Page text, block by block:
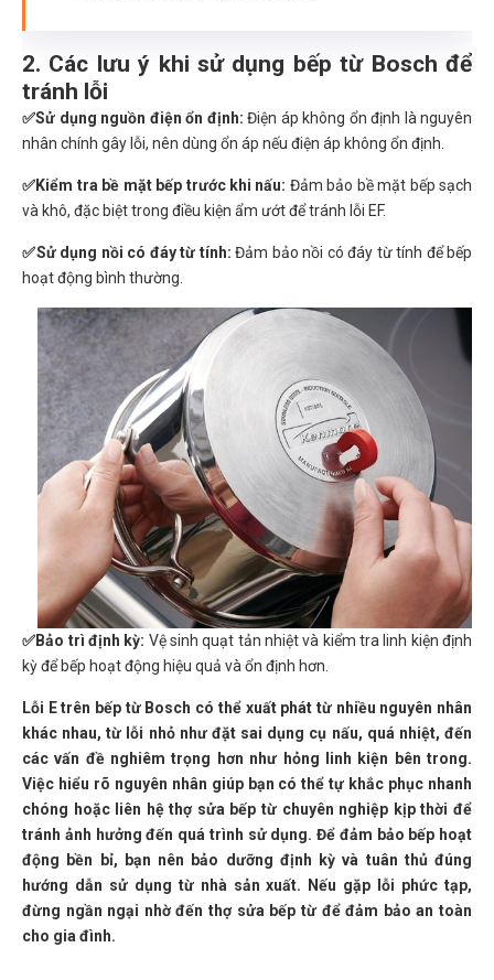
2. Các lưu ý khi sử dụng bếp từ Bosch để
tránh lỗi
✅Sử dụng nguồn điện ổn định:Điện áp không ổn định là nguyên
nhân chính gây lỗi, nên dùng ổn áp nếu điện áp không ổn định.
✅Kiểm tra bề mặt bếp trước khi nấu: Đảm bảo bề mặt bếp sạch
và khô, đặc biệt trong điều kiện ẩm ướt để tránh lỗi EF.
✅Sử dụng nồi có đáy từ tính: Đảm bảo nồi có đáy từ tính để bếp
hoạt động bình thường.
✅Bảo trì định kỳ: Vệ sinh quạt tản nhiệt và kiểm tra linh kiện định
kỳ để bếp hoạt động hiệu quả và ổn định hơn.
Lỗi E trên bếp từ Bosch có thể xuất phát từ nhiều nguyên nhân
khác nhau, từ lỗi nhỏ như đặt sai dụng cụ nấu, quá nhiệt, đến
các vấn đề nghiêm trọng hơn như hỏng linh kiện bên trong.
Việc hiểu rõ nguyên nhân giúp bạn có thể tự khắc phục nhanh
chóng hoặc liên hệ thợ sửa bếp từ chuyên nghiệp kịp thời để
tránh ảnh hưởng đến quá trình sử dụng. Để đảm bảo bếp hoạt
động bền bỉ, bạn nên bảo dưỡng định kỳ và tuân thủ đúng
hướng dẫn sử dụng từ nhà sản xuất. Nếu gặp lỗi phức tạp,
đừng ngần ngại nhờ đến thợ sửa bếp từ để đảm bảo an toàn
cho gia đình.